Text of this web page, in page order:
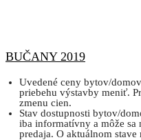
BUČANY 2019
Uvedené ceny bytov/
priebehu výstavby meniť.
zmenu cien.
Stav dostupnosti bytov/
iba informatívny a môže
predaja. O aktuálnom